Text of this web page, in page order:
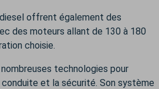
offrent également des
des moteurs allant de 130 à 180
choisie.
technologies pour
et la sécurité. Son système